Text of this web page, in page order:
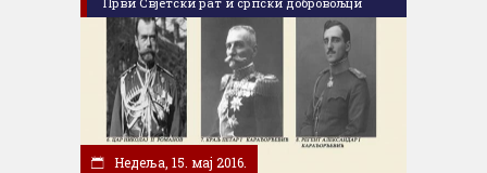
Недеља, 15. мај 2016.